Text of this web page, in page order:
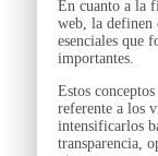
En cuanto a la
web, la definen
esenciales que
importantes.
Estos
referente a los
intensificarlos
transparencia,